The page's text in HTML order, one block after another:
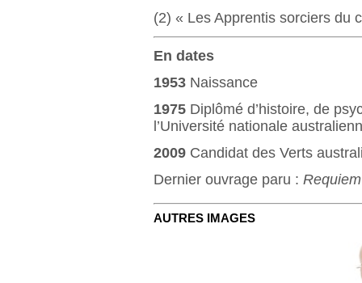
(2) « Les Apprentis sorciers du
En dates
1953 Naissance
1975 Diplômé d’histoire, de
l’Université nationale
2009 Candidat des Verts
Dernier ouvrage paru :
AUTRES IMAGES